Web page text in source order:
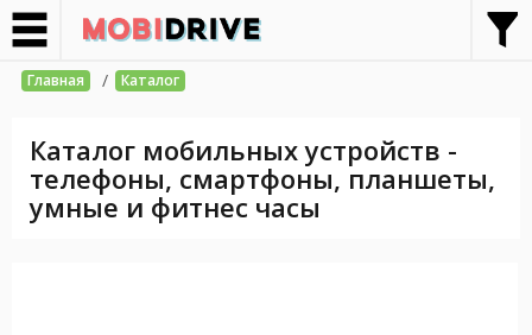
Главная / Каталог
Каталог мобильных устройств -
телефоны, смартфоны, планшеты,
умные и фитнес часы